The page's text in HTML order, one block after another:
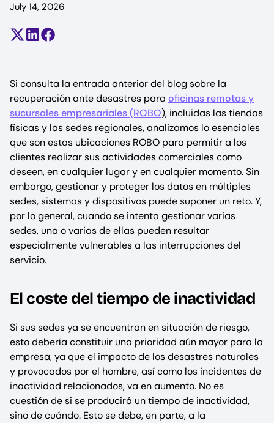
July 14, 2026
Compartir en X (antes Twitter)
Compartir en LinkedIn
Compartir en Facebook
Si consulta la entrada anterior del blog sobre la
recuperación ante desastres para oficinas remotas y
sucursales empresariales (ROBO), incluidas las tiendas
físicas y las sedes regionales, analizamos lo esenciales
que son estas ubicaciones ROBO para permitir a los
clientes realizar sus actividades comerciales como
deseen, en cualquier lugar y en cualquier momento. Sin
embargo, gestionar y proteger los datos en múltiples
sedes, sistemas y dispositivos puede suponer un reto. Y,
por lo general, cuando se intenta gestionar varias
sedes, una o varias de ellas pueden resultar
especialmente vulnerables a las interrupciones del
servicio.
El coste del tiempo de inactividad
Si sus sedes ya se encuentran en situación de riesgo,
esto debería constituir una prioridad aún mayor para la
empresa, ya que el impacto de los desastres naturales
y provocados por el hombre, así como los incidentes de
inactividad relacionados, va en aumento. No es
cuestión de si se producirá un tiempo de inactividad,
sino de cuándo. Esto se debe, en parte, a la